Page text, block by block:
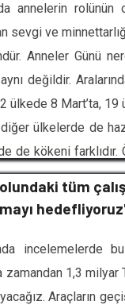
rolünün
sevgi ve
Anneler Günü
değildir.
ülkede 8 Mart’ta,
ülkelerde de
de kökeni
bir mantık
tüm
incelemelerde
1,3
Araçların